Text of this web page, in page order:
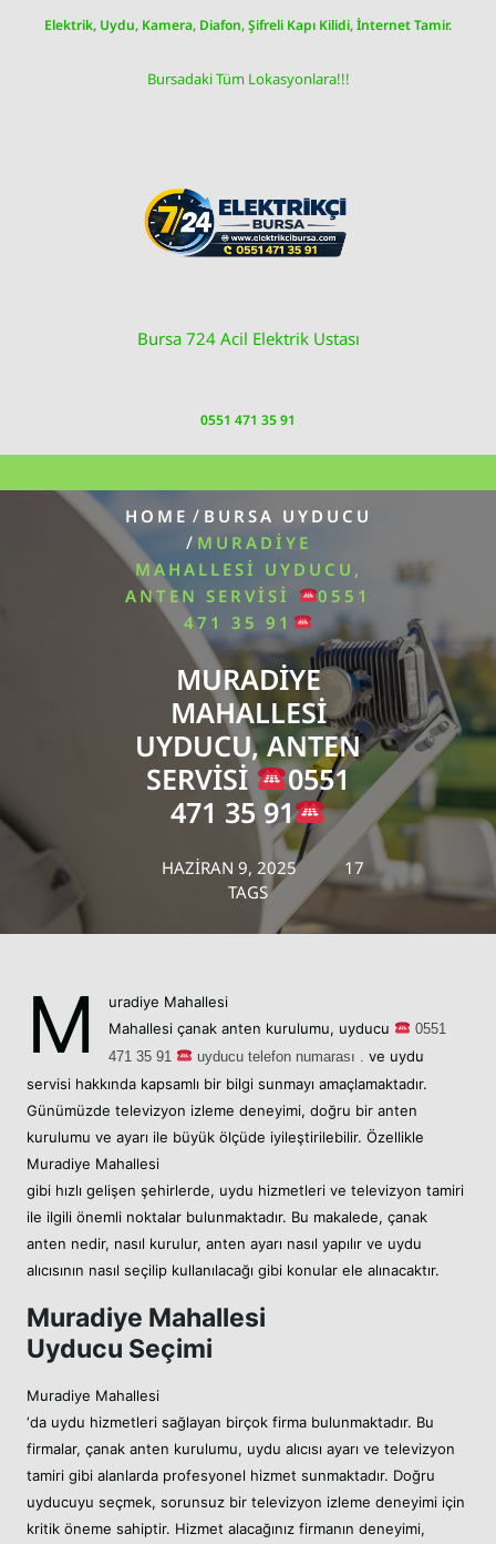
Elektrik, Uydu, Kamera, Diafon, Şifreli Kapı Kilidi, İnternet Tamir.
Bursadaki Tüm Lokasyonlara!!!
Bursa 724 Acil Elektrik Ustası
0551 471 35 91
HOME / BURSA UYDUCU
/ MURADIYE
MAHALLESI UYDUCU,
ANTEN SERVISI
0551
471 35 91
MURADIYE
MAHALLESI
UYDUCU, ANTEN
SERVISI
0551
471 35 91
HAZIRAN 9, 2025
17
TAGS
M
uradiye Mahallesi
Mahallesi çanak anten kurulumu, uyducu 0551
471 35 91
uyducu telefon numarası . ve uydu
servisi hakkında kapsamlı bir bilgi sunmayı amaçlamaktadır.
Günümüzde televizyon izleme deneyimi, doğru bir anten
kurulumu ve ayarı ile büyük ölçüde iyileştirilebilir. Özellikle
Muradiye Mahallesi
gibi hızlı gelişen şehirlerde, uydu hizmetleri ve televizyon tamiri
ile ilgili önemli noktalar bulunmaktadır. Bu makalede, çanak
anten nedir, nasıl kurulur, anten ayarı nasıl yapılır ve uydu
alıcısının nasıl seçilip kullanılacağı gibi konular ele alınacaktır.
Muradiye Mahallesi
Uyducu Seçimi
Muradiye Mahallesi
‘da uydu hizmetleri sağlayan birçok firma bulunmaktadır. Bu
firmalar, çanak anten kurulumu, uydu alıcısı ayarı ve televizyon
tamiri gibi alanlarda profesyonel hizmet sunmaktadır. Doğru
uyducuyu seçmek, sorunsuz bir televizyon izleme deneyimi için
kritik öneme sahiptir. Hizmet alacağınız firmanın deneyimi,